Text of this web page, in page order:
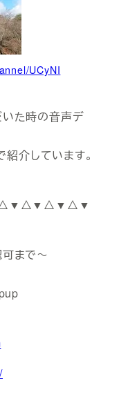
UCyNI
た時の音声デ
介しています。
まで～